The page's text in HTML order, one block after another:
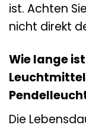
ist. Achten
nicht direkt
Wie lange
Die